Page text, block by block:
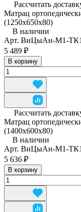
Рассчитать
Матрац
(1250x650x80)
В наличии
Арт. ВиЦыАн-М1-
5 489 ₽
В корзину
Рассчитать
Матрац
(1400x600x80)
В наличии
Арт. ВиЦыАн-М1-
5 636 ₽
В корзину